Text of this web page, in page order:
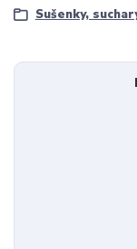
Sušenky,